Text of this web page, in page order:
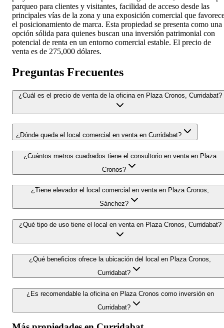
parqueo para clientes y visitantes, facilidad de acceso desde las
principales vías de la zona y una exposición comercial que
el posicionamiento de marca. Esta propiedad se presenta como una
opción sólida para quienes buscan una inversión patrimonial con
potencial de renta en un entorno comercial estable. El precio de
venta es de 275,000 dólares.
Preguntas Frecuentes
¿Cuál es el precio de venta de la oficina en Plaza Cronos, Curridabat?
¿Dónde queda el local comercial en venta en Curridabat?
¿Cuántos metros cuadrados tiene el consultorio en venta en Plaza
Cronos?
¿Tiene elevador el local comercial en venta en Plaza Cronos,
Sánchez?
¿Qué tipo de uso tiene el local en venta en Plaza Cronos, Curridabat?
¿Qué beneficios ofrece la ubicación del local en Plaza Cronos,
Curridabat?
¿Es recomendable la oficina en Plaza Cronos como inversión en
Curridabat?